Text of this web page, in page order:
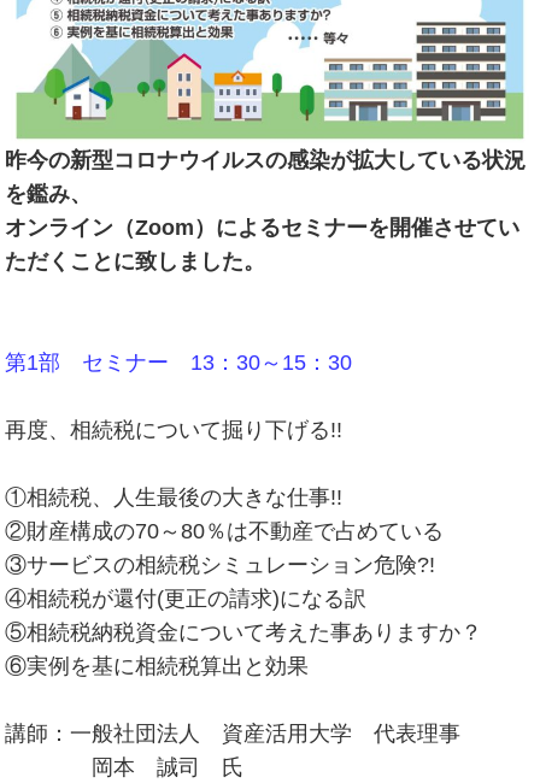
昨今の新型コロナウイルスの感染が拡大している状況
を鑑み、
オンライン（Zoom）によるセミナーを開催させてい
ただくことに致しました。
第1部 セミナー 13：30～15：30
再度、相続税について掘り下げる!!
①相続税、人生最後の大きな仕事!!
②財産構成の70～80％は不動産で占めている
③サービスの相続税シミュレーション危険?!
④相続税が還付(更正の請求)になる訳
⑤相続税納税資金について考えた事ありますか？
⑥実例を基に相続税算出と効果
講師：一般社団法人 資産活用大学 代表理事
岡本 誠司 氏